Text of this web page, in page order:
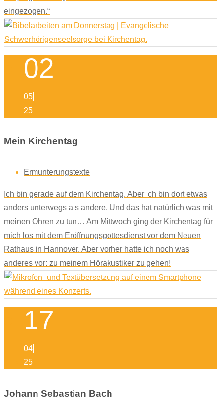
eingezogen.“
02
05
25
Mein Kirchentag
Ermunterungstexte
Ich bin gerade auf dem Kirchentag. Aber ich bin dort etwas
anders unterwegs als andere. Und das hat natürlich was mit
meinen Ohren zu tun… Am Mittwoch ging der Kirchentag für
mich los mit dem Eröffnungsgottesdienst vor dem Neuen
Rathaus in Hannover. Aber vorher hatte ich noch was
anderes vor: zu meinem Hörakustiker zu gehen!
17
04
25
Johann Sebastian Bach